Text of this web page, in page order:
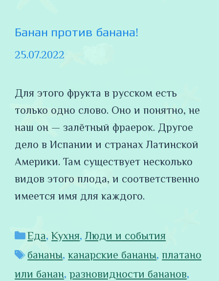
Банан против банана!
25.07.2022
Для этого фрукта в русском есть
только одно слово. Оно и понятно, не
наш он — залётный фраерок. Другое
дело в Испании и странах Латинской
Америки. Там существует несколько
видов этого плода, и соответственно
имеется имя для каждого.
Рубрики
Еда,Кухня,Люди и события
Метки
бананы,канарские бананы,платано
или банан, разновидности бананов,